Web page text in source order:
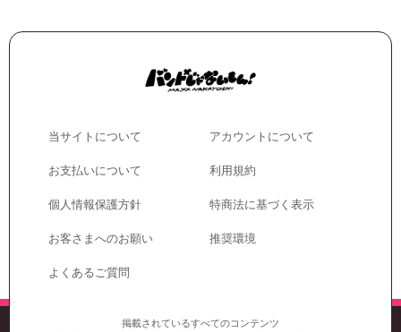
当サイトについて
アカウントについて
お支払いについて
利用規約
個人情報保護方針
特商法に基づく表示
お客さまへのお願い
推奨環境
よくあるご質問
掲載されているすべてのコンテンツ